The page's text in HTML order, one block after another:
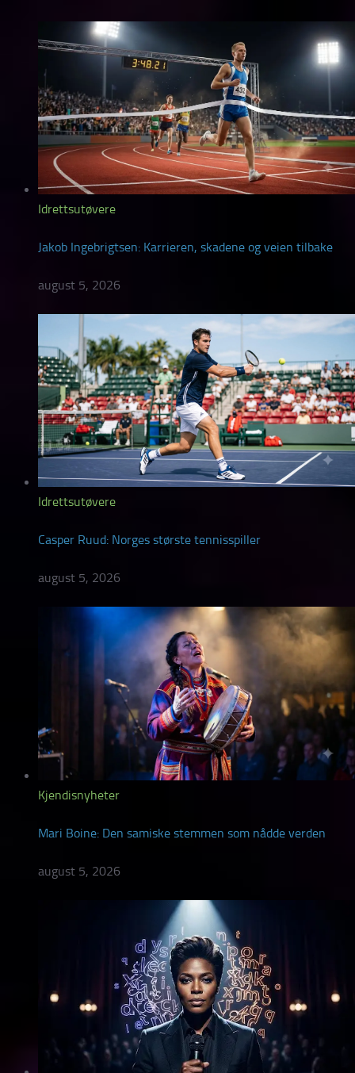
Idrettsutøvere
Jakob Ingebrigtsen: Karrieren, skadene og veien tilbake
august 5, 2026
Idrettsutøvere
Casper Ruud: Norges største tennisspiller
august 5, 2026
Kjendisnyheter
Mari Boine: Den samiske stemmen som nådde verden
august 5, 2026